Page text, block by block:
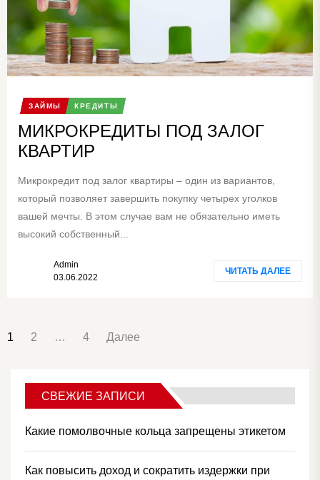
ЗАЙМЫ КРЕДИТЫ
МИКРОКРЕДИТЫ ПОД ЗАЛОГ
КВАРТИР
Микрокредит под залог квартиры – один из вариантов,
который позволяет завершить покупку четырех уголков
вашей мечты. В этом случае вам не обязательно иметь
высокий собственный...
Admin
03.06.2022
ЧИТАТЬ ДАЛЕЕ
ПАГИНАЦИЯ
1 2 … 4 Далее
СВЕЖИЕ ЗАПИСИ
Какие помолвочные кольца запрещены этикетом
Как повысить доход и сократить издержки при